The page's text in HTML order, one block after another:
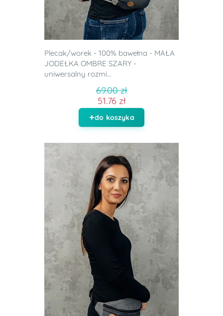
Plecak/worek - 100% bawełna - MAŁA
JODEŁKA OMBRE SZARY -
uniwersalny rozmi...
69.00 zł
51.76 zł
do koszyka